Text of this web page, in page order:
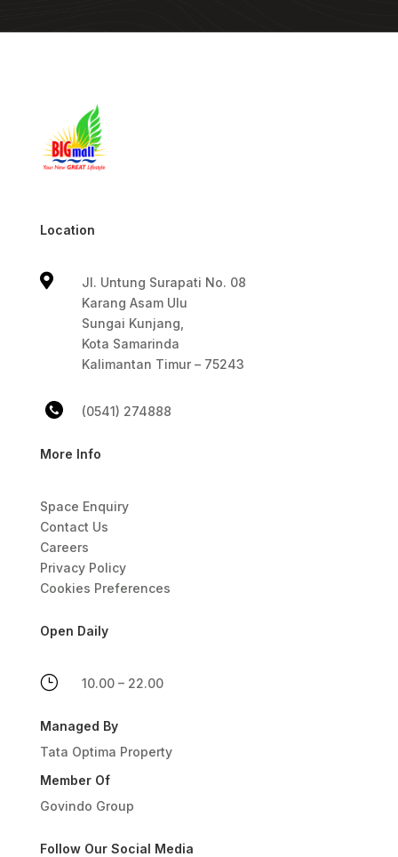
Location

Jl. Untung Surapati No. 08
Karang Asam Ulu
Sungai Kunjang,
Kota Samarinda
Kalimantan Timur – 75243
(0541) 274888
More Info
Space Enquiry
Contact Us
Careers
Privacy Policy
Cookies Preferences
Open Daily
} 10.00 – 22.00
Managed By
Tata Optima Property
Member Of
Govindo Group
Follow Our Social Media